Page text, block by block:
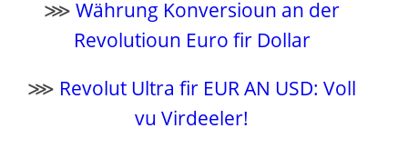
⋙Währung Konversioun an der
Revolutioun Euro fir Dollar
⋙ Revolut Ultra fir EUR AN USD: Voll
vu Virdeeler!